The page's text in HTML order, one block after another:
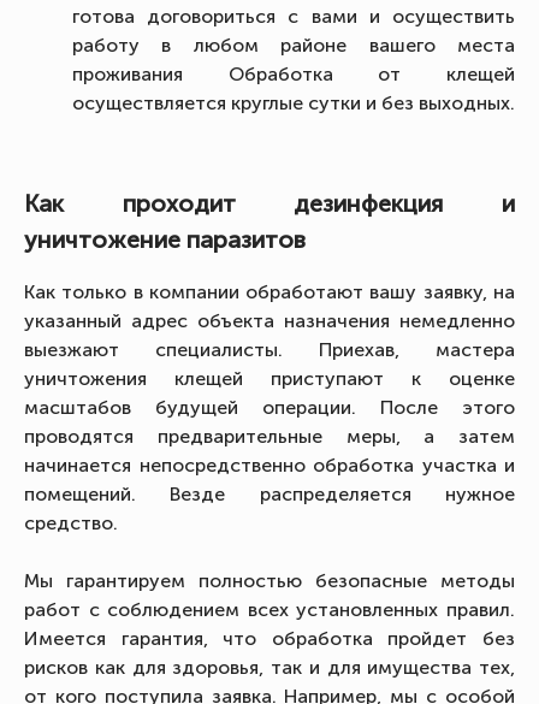
готова договориться с вами и осуществить
работу в любом районе вашего места
проживания Обработка от клещей
осуществляется круглые сутки и без выходных.
Как проходит дезинфекция и
уничтожение паразитов
Как только в компании обработают вашу заявку, на
указанный адрес объекта назначения немедленно
выезжают специалисты. Приехав, мастера
уничтожения клещей приступают к оценке
масштабов будущей операции. После этого
проводятся предварительные меры, а затем
начинается непосредственно обработка участка и
помещений. Везде распределяется нужное
средство.
Мы гарантируем полностью безопасные методы
работ с соблюдением всех установленных правил.
Имеется гарантия, что обработка пройдет без
рисков как для здоровья, так и для имущества тех,
от кого поступила заявка. Например, мы с особой